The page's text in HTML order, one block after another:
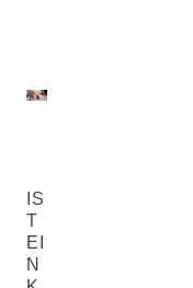
IS
T
EI
N